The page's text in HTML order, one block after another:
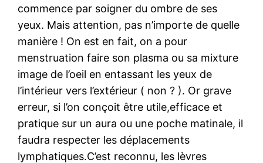
commence par soigner du ombre de ses
yeux. Mais attention, pas n’importe de quelle
manière ! On est en fait, on a pour
menstruation faire son plasma ou sa mixture
image de l’oeil en entassant les yeux de
l’intérieur vers l’extérieur ( non ? ). Or grave
erreur, si l’on conçoit être utile,efficace et
pratique sur un aura ou une poche matinale, il
faudra respecter les déplacements
lymphatiques.C’est reconnu, les lèvres